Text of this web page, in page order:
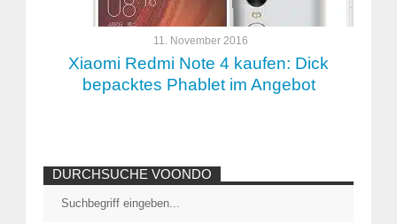
11. November 2016
Xiaomi Redmi Note 4 kaufen: Dick
bepacktes Phablet im Angebot
DURCHSUCHE VOONDO